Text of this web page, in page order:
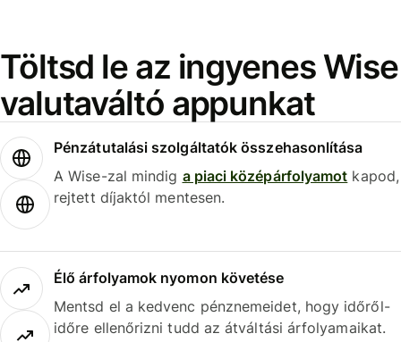
Töltsd le az ingyenes Wise
valutaváltó appunkat
Pénzátutalási szolgáltatók összehasonlítása
A Wise-zal mindig a piaci középárfolyamot kapod,
rejtett díjaktól mentesen.
Élő árfolyamok nyomon követése
Mentsd el a kedvenc pénznemeidet, hogy időről-
időre ellenőrizni tudd az átváltási árfolyamaikat.